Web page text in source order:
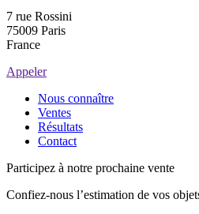
7 rue Rossini
75009 Paris
France
Appeler
Nous connaître
Ventes
Résultats
Contact
Participez à notre prochaine vente
Confiez-nous l’estimation de vos